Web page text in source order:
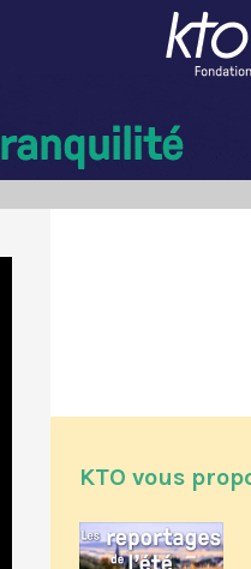
KTO vous